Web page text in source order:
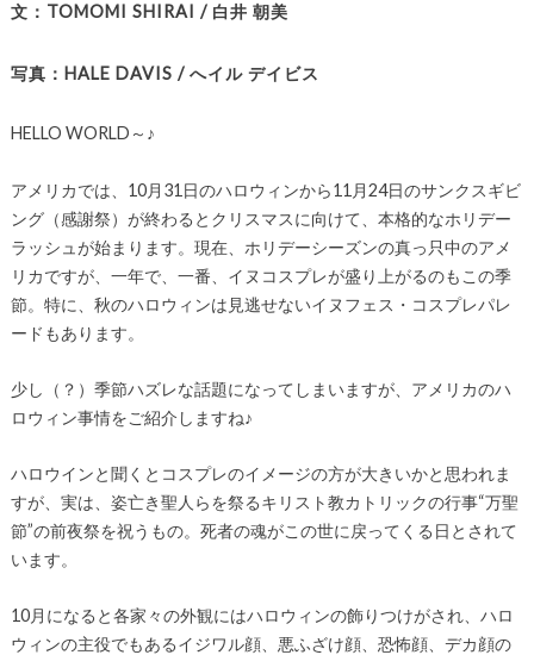
文：TOMOMI SHIRAI / 白井 朝美
写真：HALE DAVIS / へイル デイビス
HELLO WORLD～♪
アメリカでは、10月31日のハロウィンから11月24日のサンクスギビ
ング（感謝祭）が終わるとクリスマスに向けて、本格的なホリデー
ラッシュが始まります。現在、ホリデーシーズンの真っ只中のアメ
リカですが、一年で、一番、イヌコスプレが盛り上がるのもこの季
節。特に、秋のハロウィンは見逃せないイヌフェス・コスプレパレ
ードもあります。
少し（？）季節ハズレな話題になってしまいますが、アメリカのハ
ロウィン事情をご紹介しますね♪
ハロウインと聞くとコスプレのイメージの方が大きいかと思われま
すが、実は、姿亡き聖人らを祭るキリスト教カトリックの行事“万聖
節”の前夜祭を祝うもの。死者の魂がこの世に戻ってくる日とされて
います。
10月になると各家々の外観にはハロウィンの飾りつけがされ、ハロ
ウィンの主役でもあるイジワル顔、悪ふざけ顔、恐怖顔、デカ顔の